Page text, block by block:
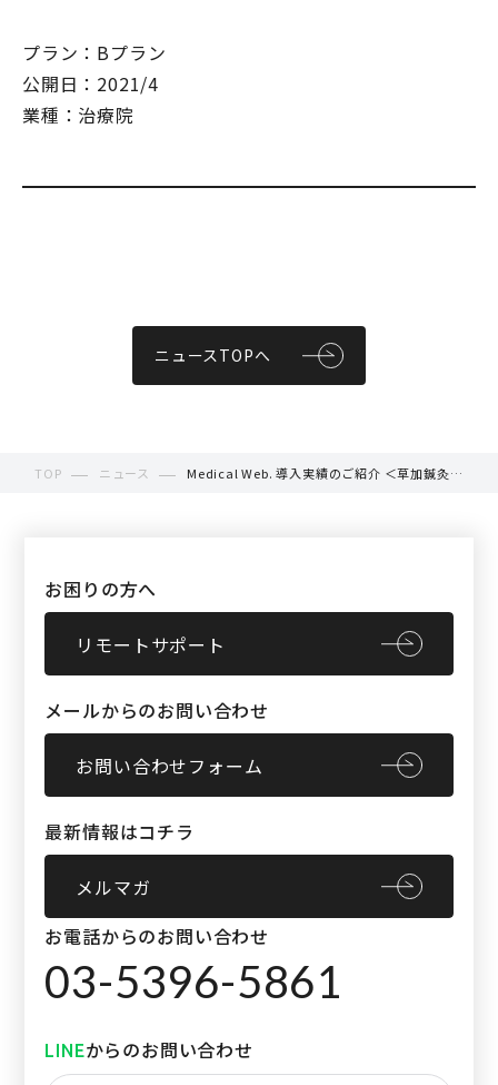
プラン：Bプラン
公開日：2021/4
業種：治療院
ニュースTOPへ
TOP ニュース
Medical Web. 導入実績のご紹介 ＜草加鍼灸院
お困りの方へ
リモートサポート
メールからのお問い合わせ
お問い合わせフォーム
最新情報はコチラ
メルマガ
お電話からのお問い合わせ
03-5396-5861
LINEからのお問い合わせ